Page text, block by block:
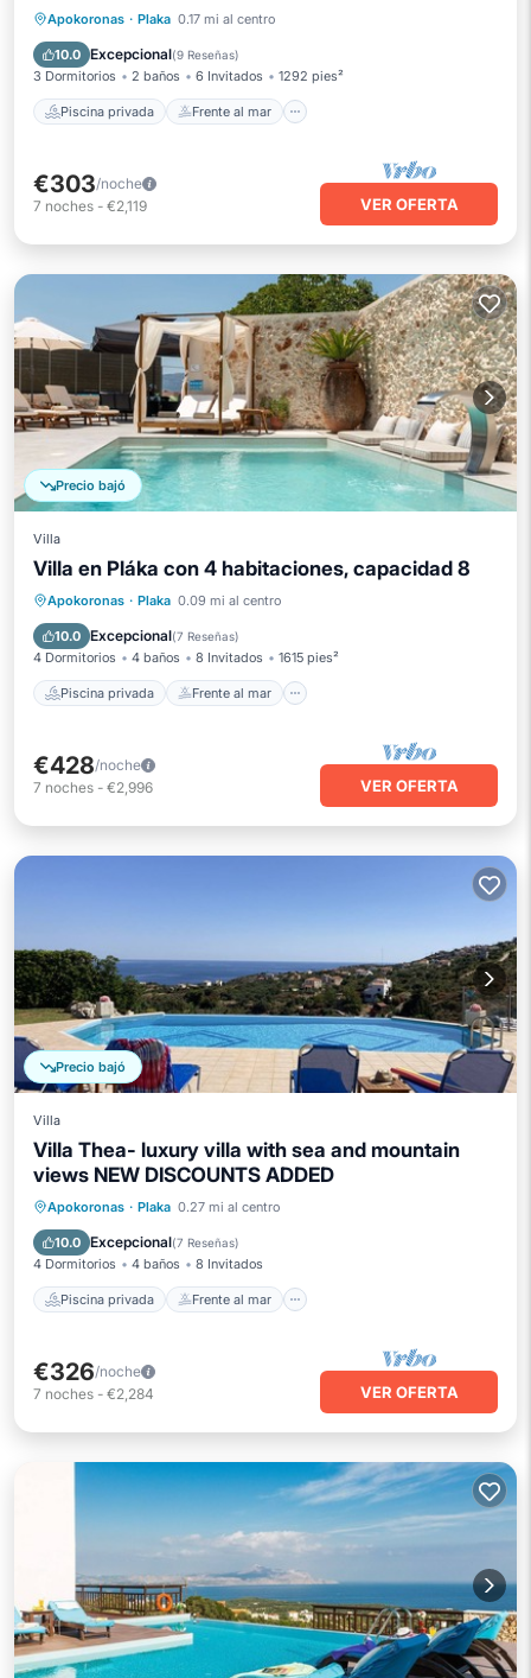
Apokoronas · Plaka 0.17 mi al centro
10.0 Excepcional(9 Reseñas)
3 Dormitorios 2 baños 6 Invitados 1292 pies²
Piscina privada Frente al mar
Piscina privada
Frente al mar
Bañera de hidromasaje
€303/noche
7 noches - €2,119 VER OFERTA
Precio bajó
Villa
Villa en Pláka con 4 habitaciones, capacidad 8
Apokoronas · Plaka 0.09 mi al centro
10.0 Excepcional(7 Reseñas)
4 Dormitorios 4 baños 8 Invitados 1615 pies²
Piscina privada Frente al mar
Piscina privada
Frente al mar
Aparcamiento
€428/noche
7 noches - €2,996 VER OFERTA
Precio bajó
Villa
Villa Thea- luxury villa with sea and mountain
views NEW DISCOUNTS ADDED
Apokoronas · Plaka 0.27 mi al centro
10.0 Excepcional(7 Reseñas)
4 Dormitorios 4 baños 8 Invitados
Piscina privada Frente al mar
Piscina privada
Frente al mar
Aparcamiento
€326/noche
7 noches - €2,284 VER OFERTA